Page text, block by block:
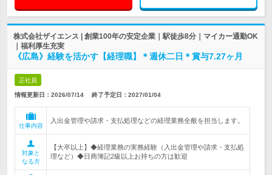
株式会社ザイエンス | 創業100年の安定企業｜駅徒歩8分｜マイカー通勤OK
｜福利厚生充実
《広島》経験を活かす【経理職】＊週休二日＊賞与7.27ヶ月
正社員
情報更新日：2026/07/14 終了予定日： 2027/01/04
仕事内容
入出金管理や請求・支払処理などの経理業務全般を担当します。
対象と
なる方
【大卒以上】◆経理業務の実務経験（入出金管理や請求・支払処
理など）◆日商簿記2級以上お持ちの方は歓迎